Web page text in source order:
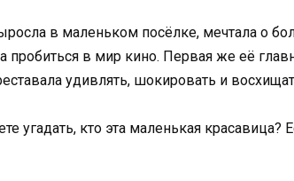
в маленьком посёлке, мечтала о
пробиться в мир кино. Первая же её
удивлять, шокировать и
угадать, кто эта маленькая